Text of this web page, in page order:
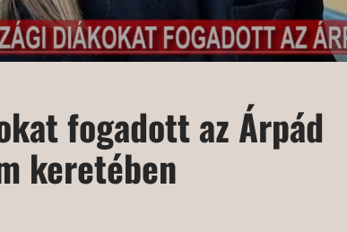
fogadott az Árpád
keretében